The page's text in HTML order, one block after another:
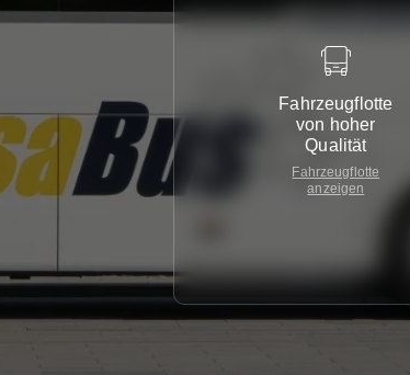
Fahrzeugflotte
von hoher
Qualität
Fahrzeugflotte
anzeigen